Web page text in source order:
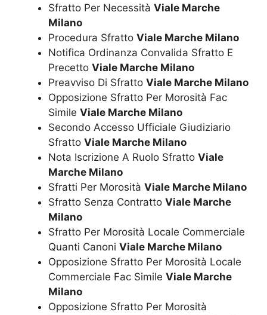
Sfratto Per Necessità Viale Marche
Milano
Procedura Sfratto Viale Marche Milano
Notifica Ordinanza Convalida Sfratto E
Precetto Viale Marche Milano
Preavviso Di Sfratto Viale Marche Milano
Opposizione Sfratto Per Morosità Fac
Simile Viale Marche Milano
Secondo Accesso Ufficiale Giudiziario
Sfratto Viale Marche Milano
Nota Iscrizione A Ruolo Sfratto Viale
Marche Milano
Sfratti Per Morosità Viale Marche Milano
Sfratto Senza Contratto Viale Marche
Milano
Sfratto Per Morosità Locale Commerciale
Quanti Canoni Viale Marche Milano
Opposizione Sfratto Per Morosità Locale
Commerciale Fac Simile Viale Marche
Milano
Opposizione Sfratto Per Morosità